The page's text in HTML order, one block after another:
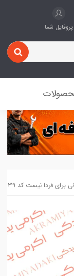
پروفایل شما
فردا نیست کد 339